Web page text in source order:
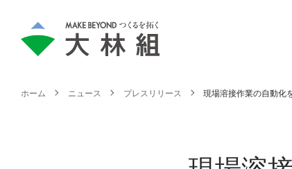
ホーム ニュース プレスリリース 現場溶接作業の自動化